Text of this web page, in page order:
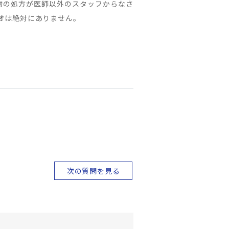
処方が医師以外のスタッフからなさ
絶対にありません。
次の質問を見る